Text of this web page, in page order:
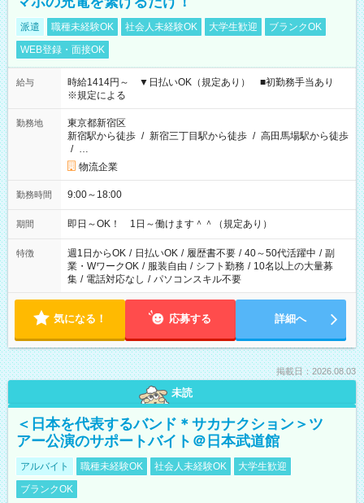
派遣 職種未経験OK 社会人未経験OK 大学生歓迎
ブランクOK
WEB登録・面接OK
給与
時給1414円～ ▼日払いOK（規定あり） ■初勤務手当あり
※規定による
勤務地
東京都新宿区
新宿駅から徒歩 / 新宿三丁目駅から徒歩 / 高田馬場駅から徒歩
/ …
物流企業
勤務時間 9:00～18:00
期間 即日～OK！ 1日～働けます＾＾（規定あり）
特徴 週1日からOK / 日払いOK / 履歴書不要 / 40～50代活躍中 / 副
業・WワークOK / 服装自由 / シフト勤務 / 10名以上の大量募
集 / 電話対応なし / パソコンスキル不要
気になる！ 応募する 詳細へ
掲載日：2026.08.03
未読
＜日本を代表するバンド＊サカナクション＞ツ
アー公演のサポートバイト＠日本武道館
アルバイト 職種未経験OK 社会人未経験OK
大学生歓迎
ブランクOK